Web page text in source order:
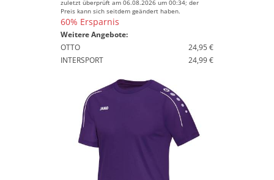
zuletzt überprüft am 06.08.2026 um 00:34; der
Preis kann sich seitdem geändert haben.
60% Ersparnis
Weitere Angebote:
OTTO
24,95 €
INTERSPORT
24,99 €